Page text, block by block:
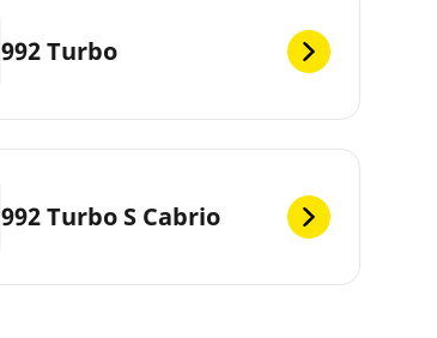
992 Turbo
992 Turbo S Cabrio